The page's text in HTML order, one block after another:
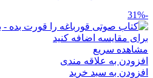
-31%
برای مقایسه اضافه کنید
مشاهده سریع
افزودن به علاقه مندی
افزودن به سبد خرید